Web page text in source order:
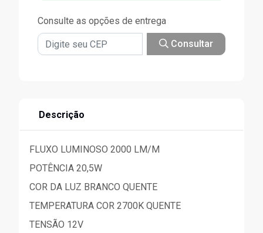
Consulte as opções de entrega
Consultar
Descrição
FLUXO LUMINOSO 2000 LM/M
POTÊNCIA 20,5W
COR DA LUZ BRANCO QUENTE
TEMPERATURA COR 2700K QUENTE
TENSÃO 12V